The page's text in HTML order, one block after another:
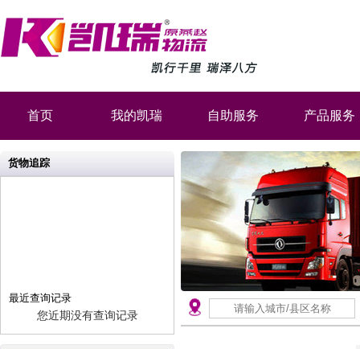
首页 我的凯瑞 自助服务 产品服务
货物追踪
最近查询记录
您近期没有查询记录